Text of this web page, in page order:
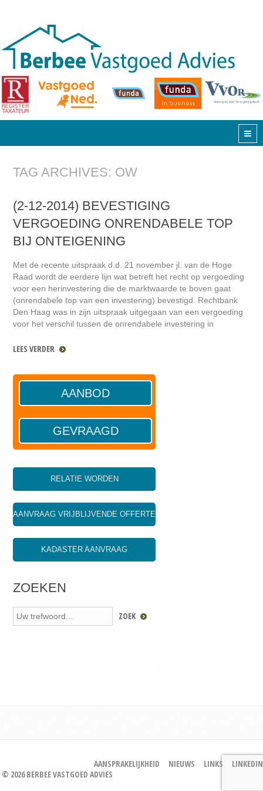
TAG ARCHIVES: OW
(2-12-2014) BEVESTIGING
VERGOEDING ONRENDABELE TOP
BIJ ONTEIGENING
Met de recente uitspraak d.d. 21 november jl. van de Hoge
Raad wordt de eerdere lijn wat betreft het recht op vergoeding
voor een herinvestering die de marktwaarde te boven gaat
(onrendabele top van een investering) bevestigd. Rechtbank
Den Haag was in zijn uitspraak uitgegaan van een vergoeding
voor het verschil tussen de onrendabele investering in
LEES VERDER
AANBOD
GEVRAAGD
RELATIE WORDEN
AANVRAAG VRIJBLIJVENDE OFFERTE
KADASTER AANVRAAG
ZOEKEN
AANSPRAKELIJKHEID NIEUWS LINKS
LINKEDIN
© 2026 BERBEE VASTGOED ADVIES